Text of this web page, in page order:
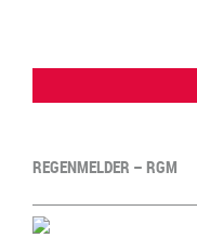
REGENMELDER – RGM